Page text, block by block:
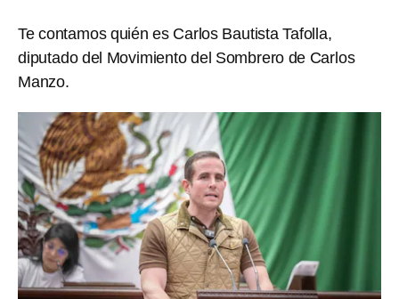
Te contamos quién es Carlos Bautista Tafolla,
diputado del Movimiento del Sombrero de Carlos
Manzo.